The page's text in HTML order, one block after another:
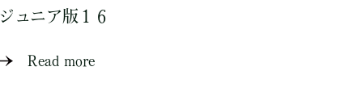
ジュニア版１６
Read more